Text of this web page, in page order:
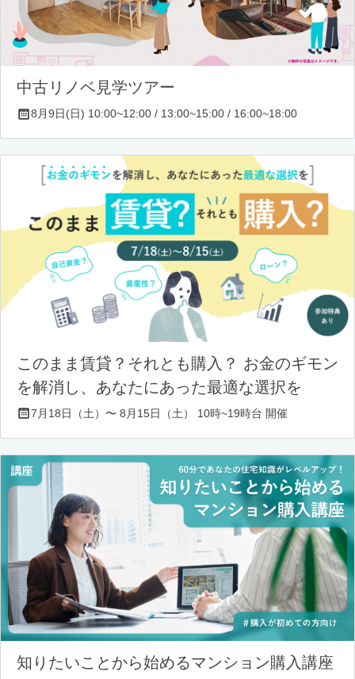
中古リノベ見学ツアー
8月9日(日) 10:00~12:00 / 13:00~15:00 / 16:00~18:00
このまま賃貸？それとも購入？ お金のギモン
を解消し、あなたにあった最適な選択を
7月18日（土）〜 8月15日（土） 10時~19時台 開催
知りたいことから始めるマンション購入講座